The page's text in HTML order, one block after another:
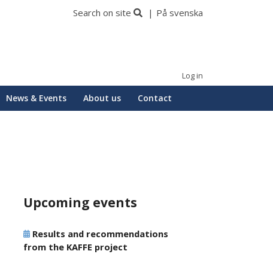
Search on site På svenska
Log in
News & Events About us Contact
Upcoming events
Results and recommendations
from the KAFFE project